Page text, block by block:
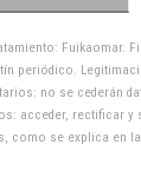
Fuikaomar.
periódico.
no se cederán
acceder, rectificar y
como se explica en la